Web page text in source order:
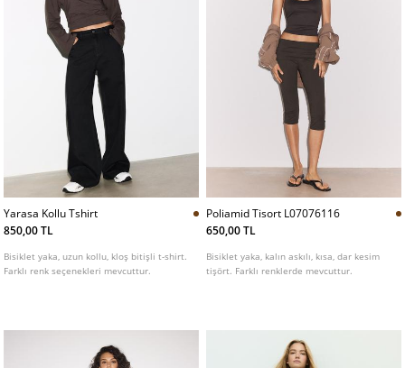
Yarasa Kollu Tshirt
850,00 TL
Bisiklet yaka, uzun kollu, kloş bitişli t-shirt.
Farklı renk seçenekleri mevcuttur.
Poliamid Tisort L07076116
650,00 TL
Bisiklet yaka, kalın askılı, kısa, dar kesim
tişört. Farklı renklerde mevcuttur.